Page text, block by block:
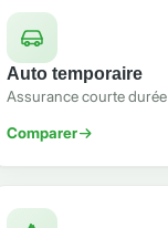
Auto temporaire
Assurance courte durée
Comparer